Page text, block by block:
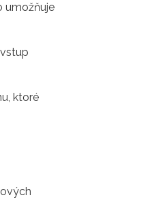
umožňuje
ktoré